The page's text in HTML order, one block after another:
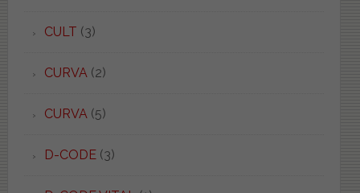
CULT (3)
CURVA(2)
CURVA(5)
D-CODE(3)